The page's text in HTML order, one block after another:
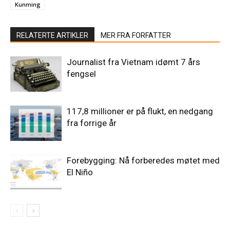
Kunming
RELATERTE ARTIKLER MER FRA FORFATTER
Journalist fra Vietnam idømt 7 års
fengsel
117,8 millioner er på flukt, en nedgang
fra forrige år
Forebygging: Nå forberedes møtet med
El Niño